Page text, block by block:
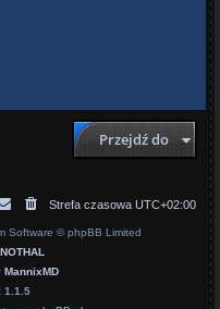
Przejdź do
Strefa czasowa UTC+02:00
Software © phpBB Limited
NOTHAL
MannixMD
1.1.5